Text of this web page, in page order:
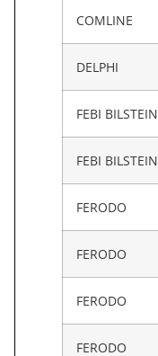
COMLINE
DELPHI
FEBI BILSTEIN
FEBI BILSTEIN
FERODO
FERODO
FERODO
FERODO